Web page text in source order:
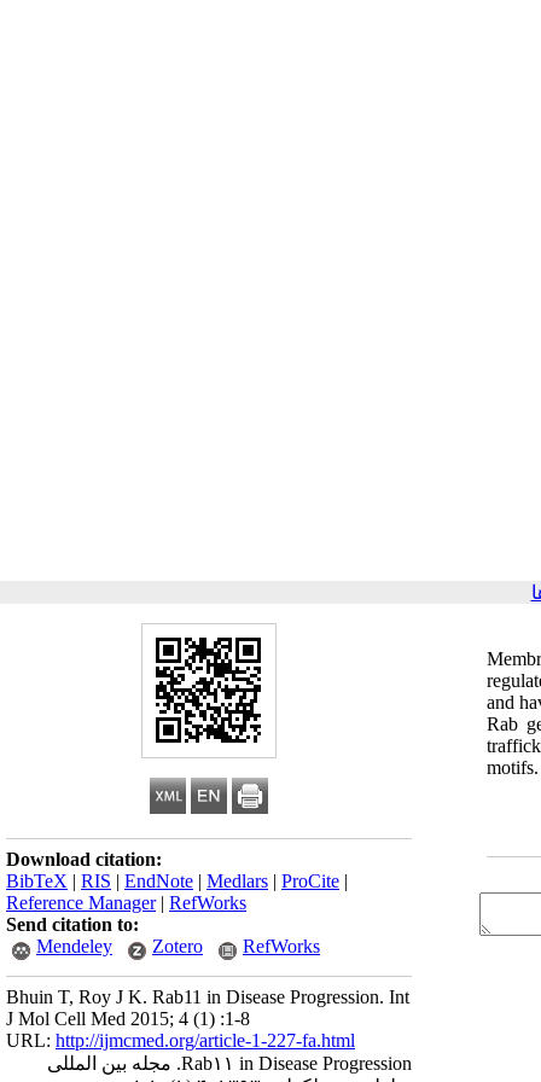
Download citation:
BibTeX | RIS | EndNote | Medlars | ProCite |
Reference Manager| RefWorks
Send citation to:
Mendeley
Zotero RefWorks
Bhuin T, Roy J K. Rab11 in Disease Progression. Int
J Mol Cell Med 2015; 4 (1) :1-8
URL: http://ijmcmed.org/article-1-227-fa.html
Rab۱۱ in Disease Progression. مجله بین المللی
and
Rab